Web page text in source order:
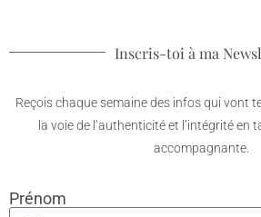
Inscris-toi à ma
Reçois chaque semaine des infos qui vont
la voie de l’authenticité et l’intégrité en
accompagnante.
Prénom